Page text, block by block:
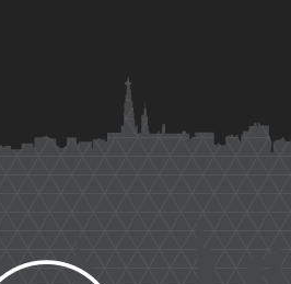
Saïmiri